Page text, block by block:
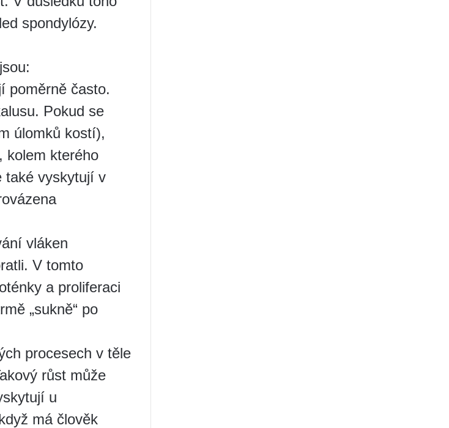
spondylózy.
poměrně často.
Pokud se
úlomků kostí),
kolem kterého
také vyskytují v
vláken
V tomto
a proliferaci
„sukně“ po
procesech v těle
růst může
u
má člověk